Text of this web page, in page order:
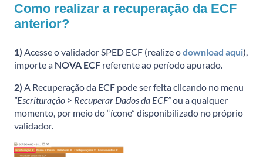
Como realizar a recuperação da ECF
anterior?
1) Acesse o validador SPED ECF (realize odownload aqui),
importe a NOVA ECF referente ao período apurado.
2) A Recuperação da ECF pode ser feita clicando no menu
“Escrituração > Recuperar Dados da ECF”ou a qualquer
momento, por meio do “ícone” disponibilizado no próprio
validador.